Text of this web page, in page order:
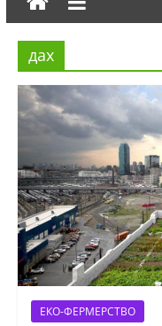
дах
ЕКО-ФЕРМЕРСТВО